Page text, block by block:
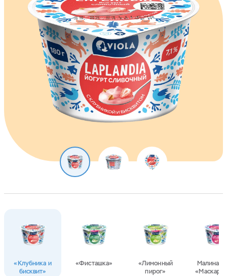
«Клубника и
бисквит»
«Фисташка»
«Лимонный
пирог»
Малина и